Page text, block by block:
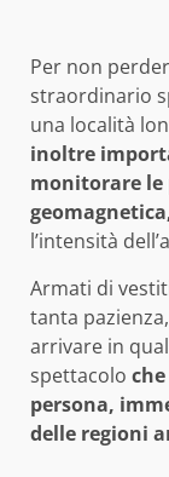
Per non
straordinario
una località
inoltre
monitorare le
l’intensità
Armati di
tanta
arrivare in
spettacolo
persona,
delle regioni